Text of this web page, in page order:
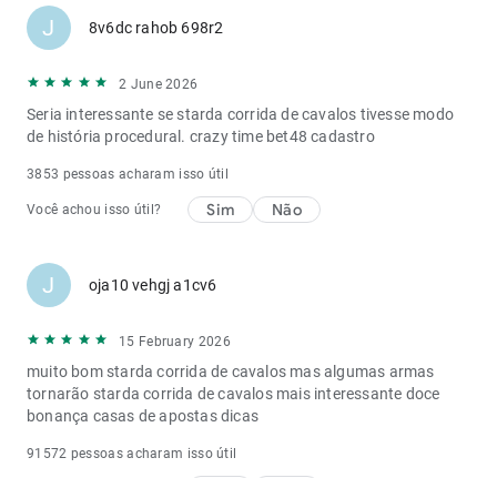
J 8v6dc rahob 698r2
2 June 2026
Seria interessante se starda corrida de cavalos tivesse modo
de história procedural. crazy time bet48 cadastro
3853 pessoas acharam isso útil
Você achou isso útil? Sim Não
J oja10 vehgj a1cv6
15 February 2026
muito bom starda corrida de cavalos mas algumas armas
tornarão starda corrida de cavalos mais interessante doce
bonança casas de apostas dicas
91572 pessoas acharam isso útil